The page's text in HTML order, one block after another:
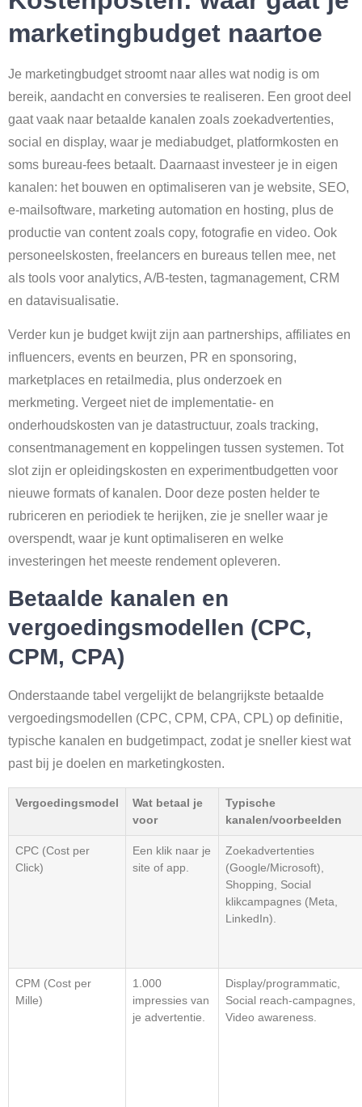
marketingbudget naartoe
Je marketingbudget stroomt naar alles wat nodig is om
bereik, aandacht en conversies te realiseren. Een groot deel
gaat vaak naar betaalde kanalen zoals zoekadvertenties,
social en display, waar je mediabudget, platformkosten en
soms bureau-fees betaalt. Daarnaast investeer je in eigen
kanalen: het bouwen en optimaliseren van je website, SEO,
e-mailsoftware, marketing automation en hosting, plus de
productie van content zoals copy, fotografie en video. Ook
personeelskosten, freelancers en bureaus tellen mee, net
als tools voor analytics, A/B-testen, tagmanagement, CRM
en datavisualisatie.
Verder kun je budget kwijt zijn aan partnerships, affiliates en
influencers, events en beurzen, PR en sponsoring,
marketplaces en retailmedia, plus onderzoek en
merkmeting. Vergeet niet de implementatie- en
onderhoudskosten van je datastructuur, zoals tracking,
consentmanagement en koppelingen tussen systemen. Tot
slot zijn er opleidingskosten en experimentbudgetten voor
nieuwe formats of kanalen. Door deze posten helder te
rubriceren en periodiek te herijken, zie je sneller waar je
overspendt, waar je kunt optimaliseren en welke
investeringen het meeste rendement opleveren.
Betaalde kanalen en
vergoedingsmodellen (CPC,
CPM, CPA)
Onderstaande tabel vergelijkt de belangrijkste betaalde
vergoedingsmodellen (CPC, CPM, CPA, CPL) op definitie,
typische kanalen en budgetimpact, zodat je sneller kiest wat
past bij je doelen en marketingkosten.
Vergoedingsmodel
Wat betaal je
voor
Typische
kanalen/voorbeelden
CPC (Cost per
Click)
Een klik naar je
site of app.
Zoekadvertenties
(Google/Microsoft),
Shopping, Social
klikcampagnes (Meta,
LinkedIn).
CPM (Cost per
Mille)
1.000
impressies van
je advertentie.
Display/programmatic,
Social reach-campagnes,
Video awareness.